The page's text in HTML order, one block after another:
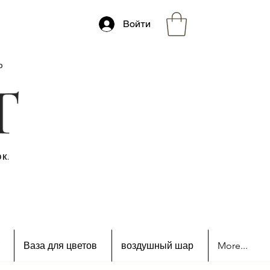
Войти
Ваза для цветов воздушный шар More...